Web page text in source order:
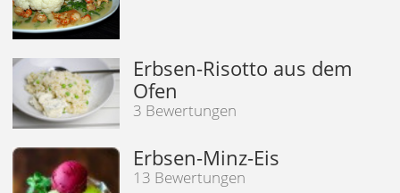
Erbsen-Risotto aus dem
Ofen
3 Bewertungen
Erbsen-Minz-Eis
13 Bewertungen